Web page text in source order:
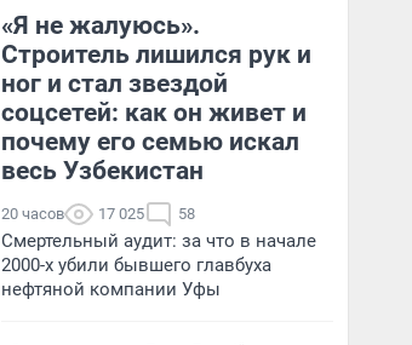
«Я не жалуюсь».
Строитель лишился рук и
ног и стал звездой
соцсетей: как он живет и
почему его семью искал
весь Узбекистан
20 часов 17 025 58
Смертельный аудит: за что в начале
2000-х убили бывшего главбуха
нефтяной компании Уфы